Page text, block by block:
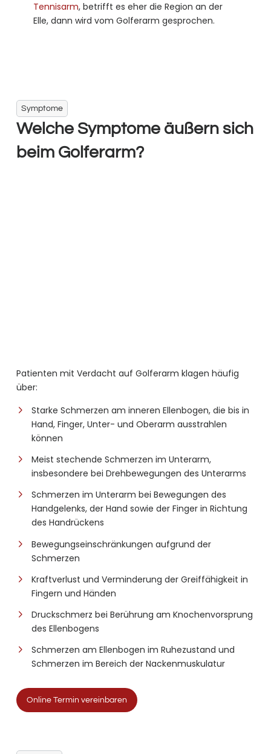
Tennisarm, betrifft es eher die Region an der
Elle, dann wird vom Golferarm gesprochen.
Symptome
Welche Symptome äußern sich
beim Golferarm?
Patienten mit Verdacht auf Golferarm klagen häufig
über:
Starke Schmerzen am inneren Ellenbogen, die bis in
Hand, Finger, Unter- und Oberarm ausstrahlen
können
Meist stechende Schmerzen im Unterarm,
insbesondere bei Drehbewegungen des Unterarms
Schmerzen im Unterarm bei Bewegungen des
Handgelenks, der Hand sowie der Finger in Richtung
des Handrückens
Bewegungseinschränkungen aufgrund der
Schmerzen
Kraftverlust und Verminderung der Greiffähigkeit in
Fingern und Händen
Druckschmerz bei Berührung am Knochenvorsprung
des Ellenbogens
Schmerzen am Ellenbogen im Ruhezustand und
Schmerzen im Bereich der Nackenmuskulatur
Online Termin vereinbaren